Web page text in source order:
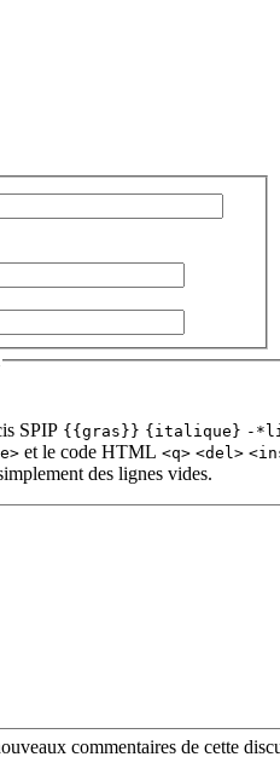
SPIP {{gras}} {italique} -
et le code HTML <q> <del>
des lignes vides.
commentaires de cette